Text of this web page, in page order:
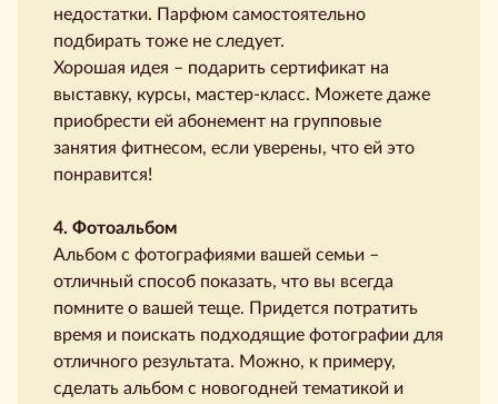
недостатки. Парфюм самостоятельно
подбирать тоже не следует.
Хорошая идея – подарить сертификат на
выставку, курсы, мастер-класс. Можете даже
приобрести ей абонемент на групповые
занятия фитнесом, если уверены, что ей это
понравится!
4. Фотоальбом
Альбом с фотографиями вашей семьи –
отличный способ показать, что вы всегда
помните о вашей теще. Придется потратить
время и поискать подходящие фотографии для
отличного результата. Можно, к примеру,
сделать альбом с новогодней тематикой и